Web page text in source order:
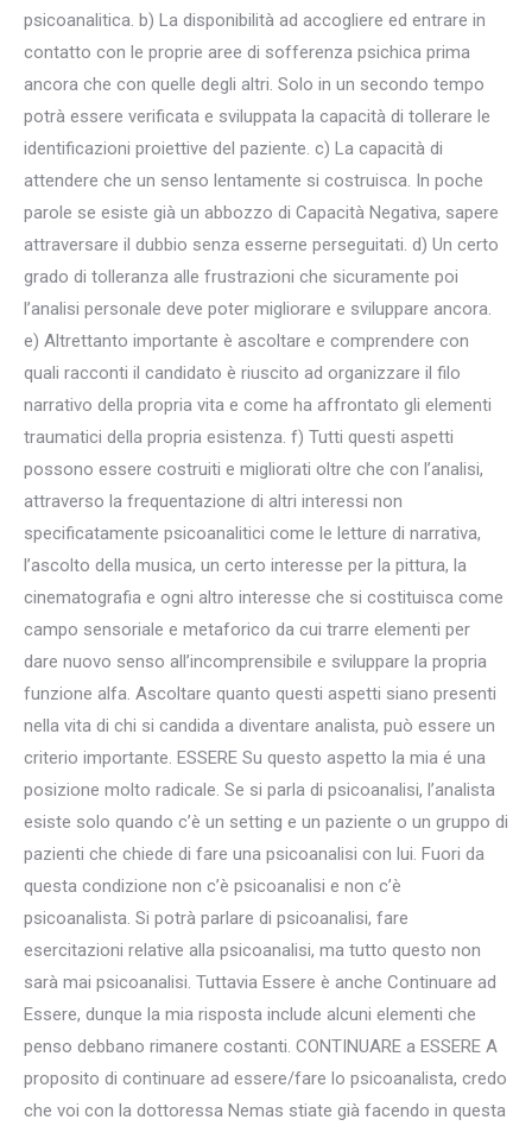
psicoanalitica. b) La disponibilità ad accogliere ed entrare in
contatto con le proprie aree di sofferenza psichica prima
ancora che con quelle degli altri. Solo in un secondo tempo
potrà essere verificata e sviluppata la capacità di tollerare le
identificazioni proiettive del paziente. c) La capacità di
attendere che un senso lentamente si costruisca. In poche
parole se esiste già un abbozzo di Capacità Negativa, sapere
attraversare il dubbio senza esserne perseguitati. d) Un certo
grado di tolleranza alle frustrazioni che sicuramente poi
l’analisi personale deve poter migliorare e sviluppare ancora.
e) Altrettanto importante è ascoltare e comprendere con
quali racconti il candidato è riuscito ad organizzare il filo
narrativo della propria vita e come ha affrontato gli elementi
traumatici della propria esistenza. f) Tutti questi aspetti
possono essere costruiti e migliorati oltre che con l’analisi,
attraverso la frequentazione di altri interessi non
specificatamente psicoanalitici come le letture di narrativa,
l’ascolto della musica, un certo interesse per la pittura, la
cinematografia e ogni altro interesse che si costituisca come
campo sensoriale e metaforico da cui trarre elementi per
dare nuovo senso all’incomprensibile e sviluppare la propria
funzione alfa. Ascoltare quanto questi aspetti siano presenti
nella vita di chi si candida a diventare analista, può essere un
criterio importante. ESSERE Su questo aspetto la mia é una
posizione molto radicale. Se si parla di psicoanalisi, l’analista
esiste solo quando c’è un setting e un paziente o un gruppo di
pazienti che chiede di fare una psicoanalisi con lui. Fuori da
questa condizione non c’è psicoanalisi e non c’è
psicoanalista. Si potrà parlare di psicoanalisi, fare
esercitazioni relative alla psicoanalisi, ma tutto questo non
sarà mai psicoanalisi. Tuttavia Essere è anche Continuare ad
Essere, dunque la mia risposta include alcuni elementi che
penso debbano rimanere costanti. CONTINUARE a ESSERE A
proposito di continuare ad essere/fare lo psicoanalista, credo
che voi con la dottoressa Nemas stiate già facendo in questa